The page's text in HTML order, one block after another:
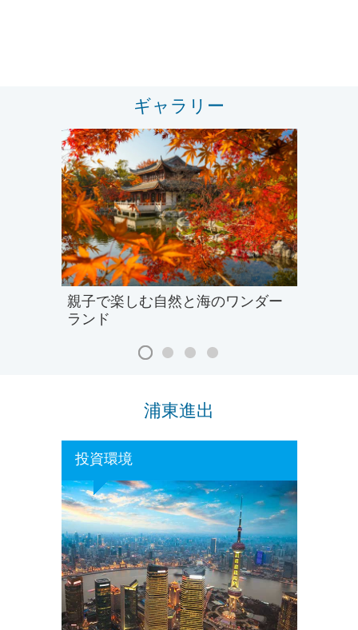
ギャラリー
親子で楽しむ自然と海のワンダー
ランド
浦東進出
投資環境